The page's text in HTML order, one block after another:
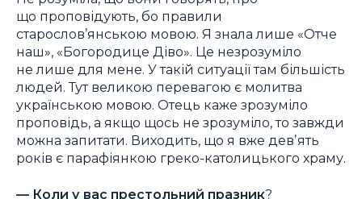
що проповідують, бо правили
старослов’янською мовою. Я знала лише «Отче
наш», «Богородице Діво». Це незрозуміло
не лише для мене. У такій ситуації там більшість
людей. Тут великою перевагою є молитва
українською мовою. Отець каже зрозуміло
проповідь, а якщо щось не зрозуміло, то завжди
можна запитати. Виходить, що я вже девʼять
років є парафіянкою греко-католицького храму.
— Коли у вас престольний празник?